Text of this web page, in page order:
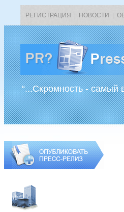
РЕГИСТРАЦИЯ НОВОСТИ
“...Скромность - самый